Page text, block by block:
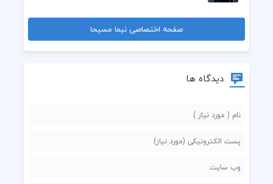
صفحه اختصاصی نیما مسیحا
دیدگاه ها